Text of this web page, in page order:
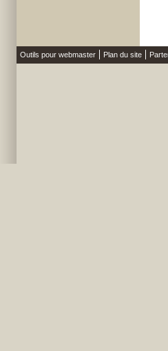
Outils pour webmaster Plan du site